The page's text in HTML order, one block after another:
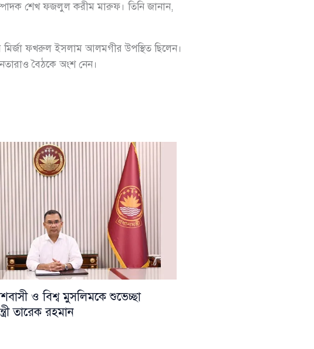
শেখ ফজলুল করীম মারুফ। তিনি জানান,
ফখরুল ইসলাম আলমগীর উপস্থিত ছিলেন।
বৈঠকে অংশ নেন।
ও বিশ্ব মুসলিমকে শুভেচ্ছা
তারেক রহমান